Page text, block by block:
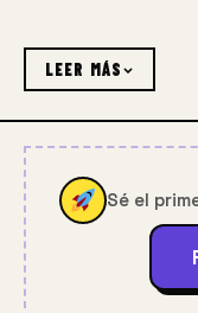
Nos proponemos
diseñadores para
iluminación,
sin
especialistas y
enfoque coloca el
LEER MÁS
Sé el